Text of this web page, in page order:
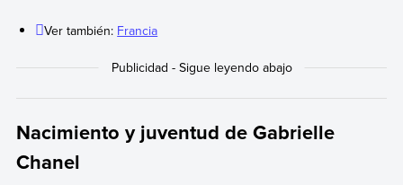
Ver también: Francia
Nacimiento y juventud de Gabrielle
Chanel